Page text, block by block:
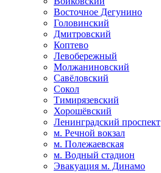
Восточное Дегунино
Головинский
Дмитровский
Коптево
Левобережный
Молжаниновский
Савёловский
Сокол
Тимирязевский
Хорошёвский
Ленинградский проспект
м. Речной вокзал
м. Полежаевская
м. Водный стадион
Эвакуация м. Динамо